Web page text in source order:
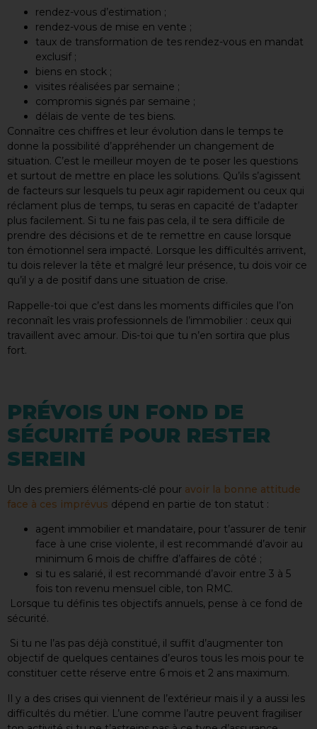
rendez-vous d’estimation ;
rendez-vous de mise en vente ;
taux de transformation de tes rendez-vous en mandat
exclusif ;
biens en stock ;
visites réalisées par semaine ;
compromis signés par semaine ;
délais de vente de tes biens.
Connaître ces chiffres et leur évolution dans le temps te
donne la possibilité d’appréhender un changement de
situation. C’est le meilleur moyen de te poser les questions
et surtout de mettre en place les solutions. Qu’ils s’agissent
de facteurs sur lesquels tu peux agir rapidement ou ceux qui
réclament plus de temps, tu seras en capacité de t’adapter
plus facilement. Si tu ne fais pas cela, il te sera difficile de
prendre des décisions et de te remettre en cause lorsque
ton émotionnel sera impacté. Lorsque les difficultés arrivent,
tu dois relever la tête et malgré leur présence, tu dois voir ce
qu’il y a de positif dans une situation de crise.
Rappelle-toi que c’est dans les moments difficiles que l’on
reconnaît les vrais professionnels de l’immobilier : ceux qui
travaillent avec amour. Dis-toi que tu n’en sortira que plus
fort.
PRÉVOIS UN FOND DE
SÉCURITÉ POUR RESTER
SEREIN
Un des premiers éléments-clé pour avoir la bonne attitude
face à ces imprévus dépend en partie de ton statut :
agent immobilier et mandataire, pour t’assurer de tenir
face à une crise violente, il est recommandé d’avoir au
minimum 6 mois de chiffre d’affaires de côté ;
si tu es salarié, il est recommandé d’avoir entre 3 à 5
fois ton revenu mensuel cible, ton RMC.
Lorsque tu définis tes objectifs annuels, pense à ce fond de
sécurité.
Si tu ne l’as pas déjà constitué, il suffit d’augmenter ton
objectif de quelques centaines d’euros tous les mois pour te
constituer cette réserve entre 6 mois et 2 ans maximum.
Il y a des crises qui viennent de l’extérieur mais il y a aussi les
difficultés du métier. L’une comme l’autre peuvent fragiliser